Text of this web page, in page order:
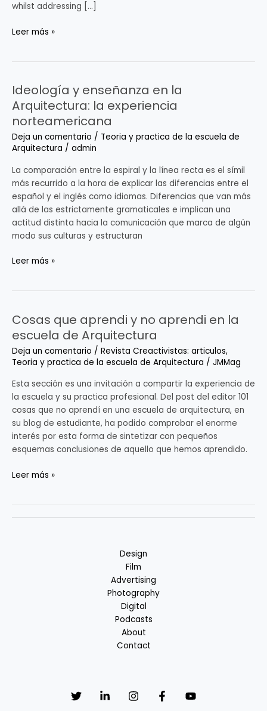
whilst addressing […]
Leer más »
Ideología y enseñanza en la
Arquitectura: la experiencia
norteamericana
Deja un comentario / Teoria y practica de la escuela de
Arquitectura / admin
La comparación entre la espiral y la línea recta es el símil
más recurrido a la hora de explicar las diferencias entre el
español y el inglés como idiomas. Diferencias que van más
allá de las estrictamente gramaticales e implican una
actitud distinta hacia la comunicación que marca de algún
modo sus culturas y estructuran
Ideología
y
enseñanza
en
la
Arquitectura:
la
experiencia
norteamericana
Leer más »
Cosas que aprendi y no aprendi en la
escuela de Arquitectura
Deja un comentario / Revista Creactivistas: articulos,
Teoria y practica de la escuela de Arquitectura / JMMag
Esta sección es una invitación a compartir la experiencia de
la escuela y su practica profesional. Del post del editor 101
cosas que no aprendí en una escuela de arquitectura, en
su blog de estudiante, ha podido comprobar el enorme
interés por esta forma de sintetizar con pequeños
esquemas conclusiones de aquello que hemos aprendido.
Cosas
que
y
aprendi
en
la
escuela
de
Arquitectura
Leer más »
Design
Film
Advertising
Photography
Digital
Podcasts
About
Contact